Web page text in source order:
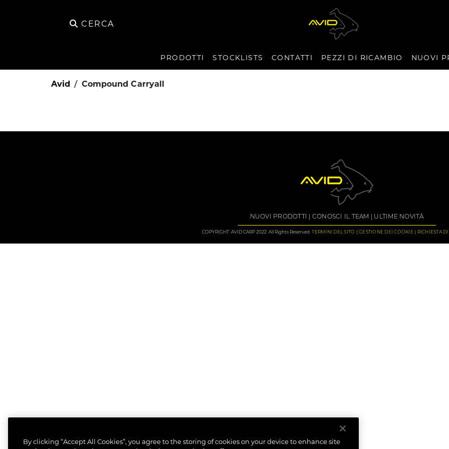
CERCA
PRODOTTI STOCKLISTS CONTATTI PEZZI DI RICAMBIO NUOVI
Avid Compound Carryall
NUOVI PRODOTTI CONOSCI IL TEAM ULTIME NOVITÀ
COPYRIGHT: AVID CARP 2022. All Rights Reserved. TERMINI DEL SITO GESTIONE DEI COOKIE RICHIESTA DI
By clicking “Accept All Cookies”, you agree to the storing of cookies on your device to enhance site